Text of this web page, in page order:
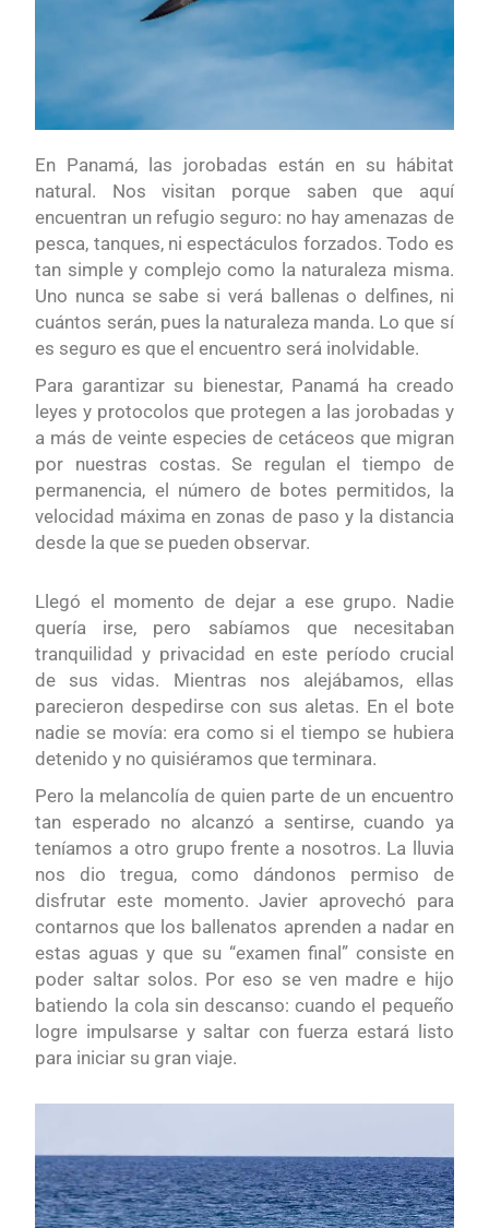
En Panamá, las jorobadas están en su hábitat
natural. Nos visitan porque saben que aquí
encuentran un refugio seguro: no hay amenazas de
pesca, tanques, ni espectáculos forzados. Todo es
tan simple y complejo como la naturaleza misma.
Uno nunca se sabe si verá ballenas o delfines, ni
cuántos serán, pues la naturaleza manda. Lo que sí
es seguro es que el encuentro será inolvidable.
Para garantizar su bienestar, Panamá ha creado
leyes y protocolos que protegen a las jorobadas y
a más deveinte especies de cetáceos que migran
por nuestras costas. Se regulan el tiempo de
permanencia, el número de botes permitidos, la
velocidad máxima en zonas de paso y la distancia
desde la que se pueden observar.
Llegó el momento de dejar a ese grupo. Nadie
quería irse, pero sabíamos que necesitaban
tranquilidad y privacidad en este período crucial
de sus vidas. Mientras nos alejábamos, ellas
parecieron despedirse con sus aletas. En el bote
nadie se movía: era como si el tiempo se hubiera
detenido y no quisiéramos que terminara.
Pero la melancolía de quien parte de un encuentro
tan esperado no alcanzó a sentirse, cuando ya
teníamos a otro grupo frente a nosotros. La lluvia
nos dio tregua, como dándonos permiso de
disfrutar este momento. Javier aprovechó para
contarnos que los ballenatos aprenden a nadar en
estas aguas y que su “examen final” consiste en
poder saltar solos. Por eso se ven madre e hijo
batiendo la cola sin descanso: cuando el pequeño
logre impulsarse y saltar con fuerza estará listo
para iniciar su gran viaje.